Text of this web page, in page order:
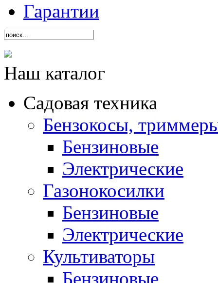
Гарантии
Наш каталог
Садовая техника
Бензокосы,
Бензиновые
Электрические
Газонокосилки
Бензиновые
Электрические
Культиваторы
Бензиновые